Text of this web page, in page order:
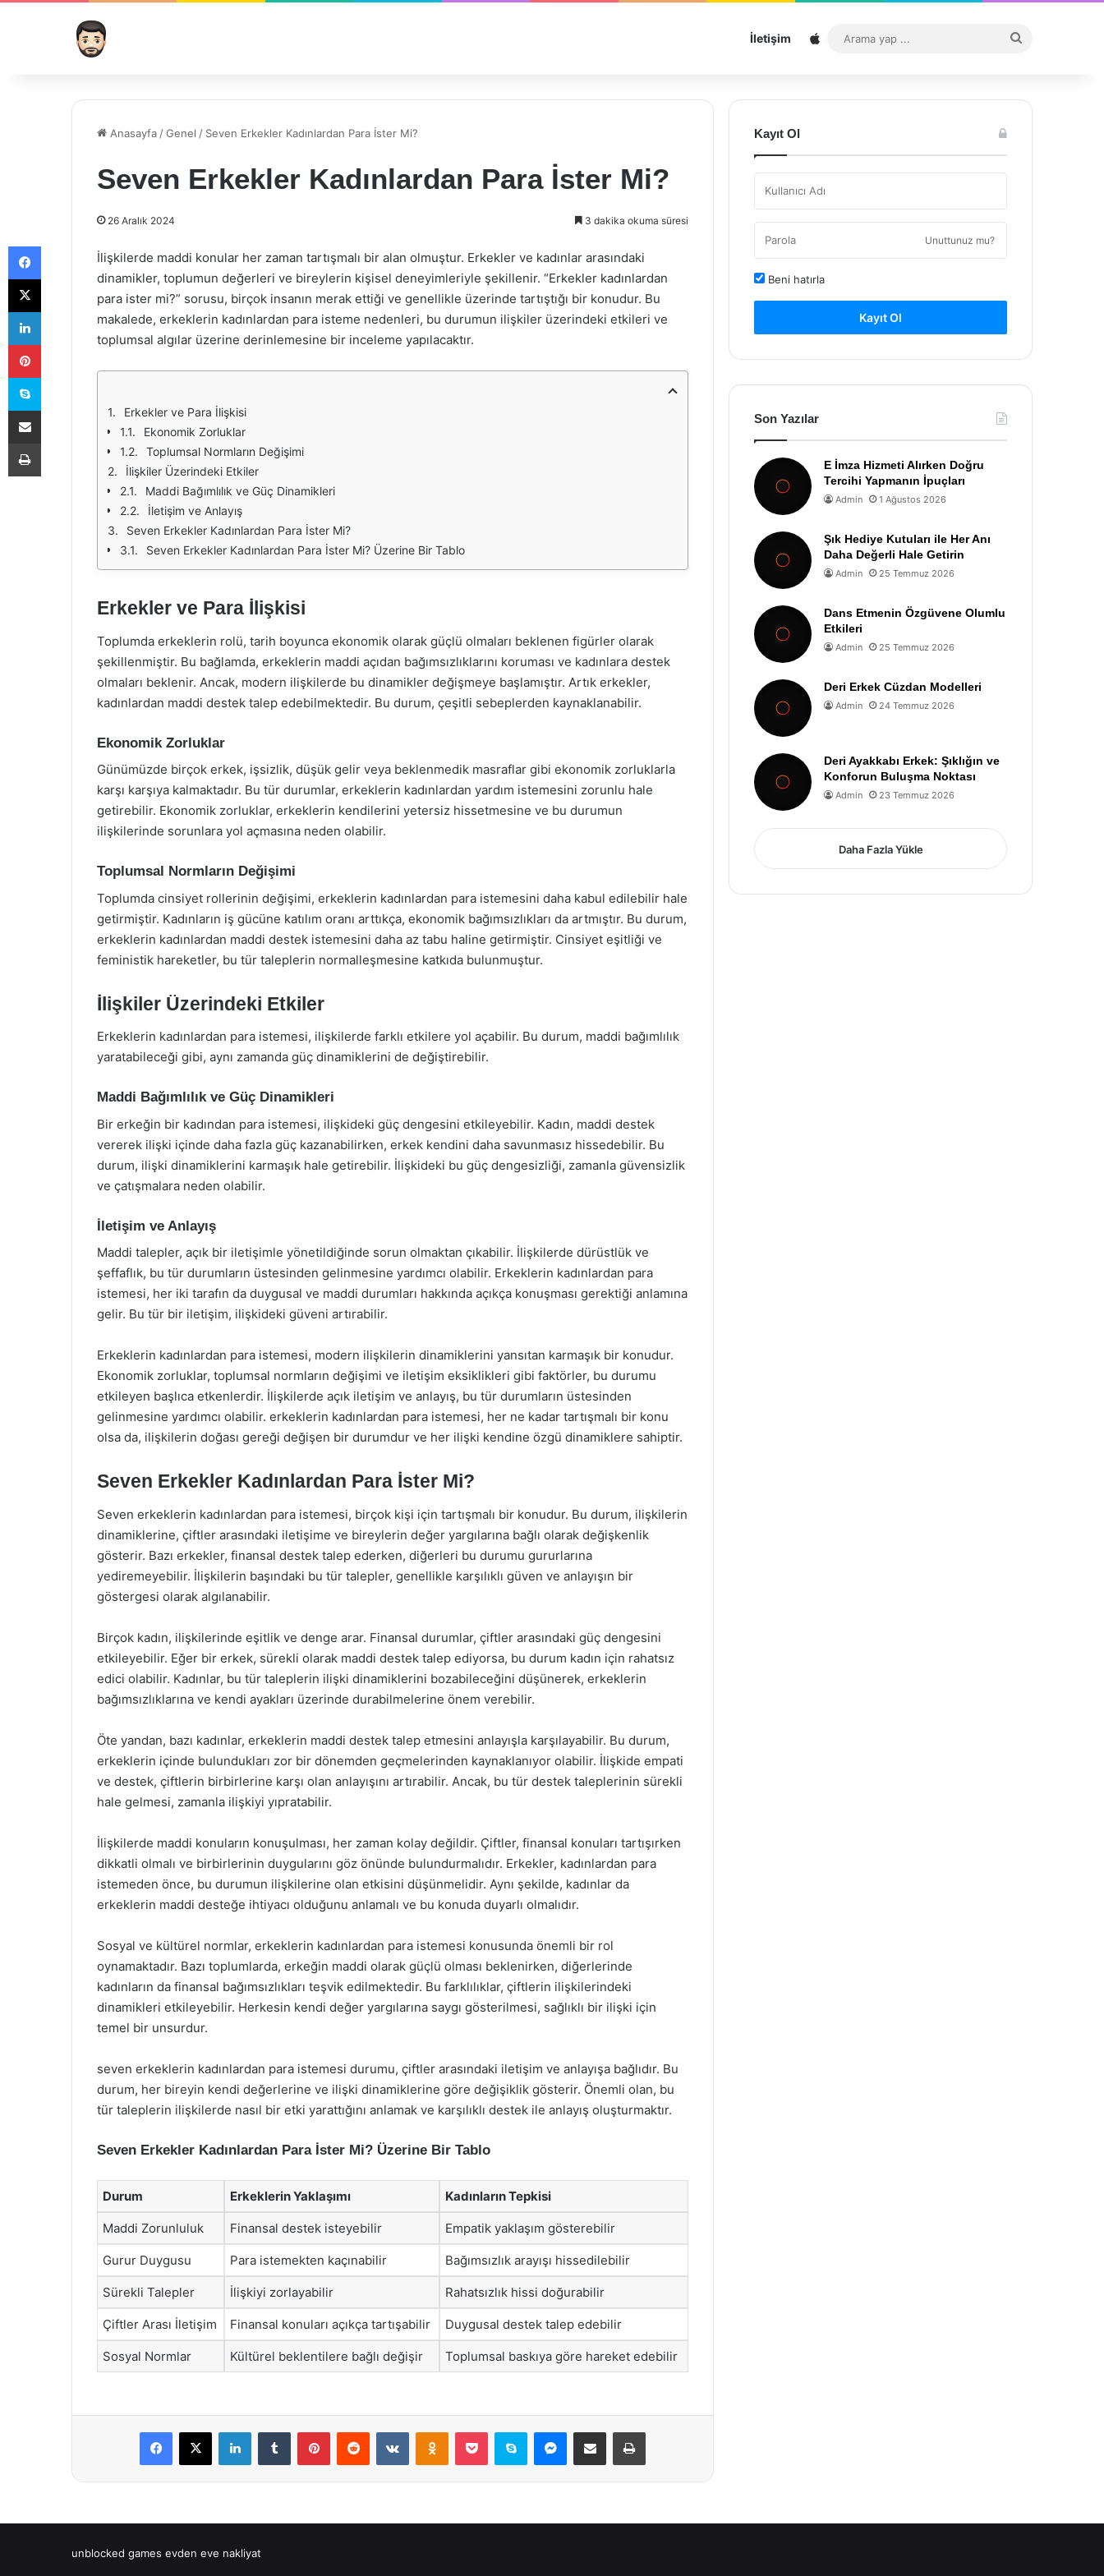
İletişim Sitemap
...
Anasayfa /Genel / Seven Erkekler Kadınlardan Para İster Mi?
Seven Erkekler Kadınlardan Para İster Mi?
26 Aralık 2024 3 dakika okuma süresi
İlişkilerde maddi konular her zaman tartışmalı bir alan olmuştur. Erkekler ve kadınlar arasındaki
dinamikler, toplumun değerleri ve bireylerin kişisel deneyimleriyle şekillenir. “Erkekler kadınlardan
para ister mi?” sorusu, birçok insanın merak ettiği ve genellikle üzerinde tartıştığı bir konudur. Bu
makalede, erkeklerin kadınlardan para isteme nedenleri, bu durumun ilişkiler üzerindeki etkileri ve
toplumsal algılar üzerine derinlemesine bir inceleme yapılacaktır.
Erkekler ve Para İlişkisi
Ekonomik Zorluklar
Toplumsal Normların Değişimi
İlişkiler Üzerindeki Etkiler
Maddi Bağımlılık ve Güç Dinamikleri
İletişim ve Anlayış
Seven Erkekler Kadınlardan Para İster Mi?
Seven Erkekler Kadınlardan Para İster Mi? Üzerine Bir Tablo
Erkekler ve Para İlişkisi
Toplumda erkeklerin rolü, tarih boyunca ekonomik olarak güçlü olmaları beklenen figürler olarak
şekillenmiştir. Bu bağlamda, erkeklerin maddi açıdan bağımsızlıklarını koruması ve kadınlara destek
olmaları beklenir. Ancak, modern ilişkilerde bu dinamikler değişmeye başlamıştır. Artık erkekler,
kadınlardan maddi destek talep edebilmektedir. Bu durum, çeşitli sebeplerden kaynaklanabilir.
Ekonomik Zorluklar
Günümüzde birçok erkek, işsizlik, düşük gelir veya beklenmedik masraflar gibi ekonomik zorluklarla
karşı karşıya kalmaktadır. Bu tür durumlar, erkeklerin kadınlardan yardım istemesini zorunlu hale
getirebilir. Ekonomik zorluklar, erkeklerin kendilerini yetersiz hissetmesine ve bu durumun
ilişkilerinde sorunlara yol açmasına neden olabilir.
Toplumsal Normların Değişimi
Toplumda cinsiyet rollerinin değişimi, erkeklerin kadınlardan para istemesini daha kabul edilebilir hale
getirmiştir. Kadınların iş gücüne katılım oranı arttıkça, ekonomik bağımsızlıkları da artmıştır. Bu durum,
erkeklerin kadınlardan maddi destek istemesini daha az tabu haline getirmiştir. Cinsiyet eşitliği ve
feministik hareketler, bu tür taleplerin normalleşmesine katkıda bulunmuştur.
İlişkiler Üzerindeki Etkiler
Erkeklerin kadınlardan para istemesi, ilişkilerde farklı etkilere yol açabilir. Bu durum, maddi bağımlılık
yaratabileceği gibi, aynı zamanda güç dinamiklerini de değiştirebilir.
Maddi Bağımlılık ve Güç Dinamikleri
Bir erkeğin bir kadından para istemesi, ilişkideki güç dengesini etkileyebilir. Kadın, maddi destek
vererek ilişki içinde daha fazla güç kazanabilirken, erkek kendini daha savunmasız hissedebilir. Bu
durum, ilişki dinamiklerini karmaşık hale getirebilir. İlişkideki bu güç dengesizliği, zamanla güvensizlik
ve çatışmalara neden olabilir.
İletişim ve Anlayış
Maddi talepler, açık bir iletişimle yönetildiğinde sorun olmaktan çıkabilir. İlişkilerde dürüstlük ve
şeffaflık, bu tür durumların üstesinden gelinmesine yardımcı olabilir. Erkeklerin kadınlardan para
istemesi, her iki tarafın da duygusal ve maddi durumları hakkında açıkça konuşması gerektiği anlamına
gelir. Bu tür bir iletişim, ilişkideki güveni artırabilir.
Erkeklerin kadınlardan para istemesi, modern ilişkilerin dinamiklerini yansıtan karmaşık bir konudur.
Ekonomik zorluklar, toplumsal normların değişimi ve iletişim eksiklikleri gibi faktörler, bu durumu
etkileyen başlıca etkenlerdir. İlişkilerde açık iletişim ve anlayış, bu tür durumların üstesinden
gelinmesine yardımcı olabilir. erkeklerin kadınlardan para istemesi, her ne kadar tartışmalı bir konu
olsa da, ilişkilerin doğası gereği değişen bir durumdur ve her ilişki kendine özgü dinamiklere sahiptir.
Seven Erkekler Kadınlardan Para İster Mi?
Seven erkeklerin kadınlardan para istemesi, birçok kişi için tartışmalı bir konudur. Bu durum, ilişkilerin
dinamiklerine, çiftler arasındaki iletişime ve bireylerin değer yargılarına bağlı olarak değişkenlik
gösterir. Bazı erkekler, finansal destek talep ederken, diğerleri bu durumu gururlarına
yediremeyebilir. İlişkilerin başındaki bu tür talepler, genellikle karşılıklı güven ve anlayışın bir
göstergesi olarak algılanabilir.
Birçok kadın, ilişkilerinde eşitlik ve denge arar. Finansal durumlar, çiftler arasındaki güç dengesini
etkileyebilir. Eğer bir erkek, sürekli olarak maddi destek talep ediyorsa, bu durum kadın için rahatsız
edici olabilir. Kadınlar, bu tür taleplerin ilişki dinamiklerini bozabileceğini düşünerek, erkeklerin
bağımsızlıklarına ve kendi ayakları üzerinde durabilmelerine önem verebilir.
Öte yandan, bazı kadınlar, erkeklerin maddi destek talep etmesini anlayışla karşılayabilir. Bu durum,
erkeklerin içinde bulundukları zor bir dönemden geçmelerinden kaynaklanıyor olabilir. İlişkide empati
ve destek, çiftlerin birbirlerine karşı olan anlayışını artırabilir. Ancak, bu tür destek taleplerinin sürekli
hale gelmesi, zamanla ilişkiyi yıpratabilir.
İlişkilerde maddi konuların konuşulması, her zaman kolay değildir. Çiftler, finansal konuları tartışırken
dikkatli olmalı ve birbirlerinin duygularını göz önünde bulundurmalıdır. Erkekler, kadınlardan para
istemeden önce, bu durumun ilişkilerine olan etkisini düşünmelidir. Aynı şekilde, kadınlar da
erkeklerin maddi desteğe ihtiyacı olduğunu anlamalı ve bu konuda duyarlı olmalıdır.
Sosyal ve kültürel normlar, erkeklerin kadınlardan para istemesi konusunda önemli bir rol
oynamaktadır. Bazı toplumlarda, erkeğin maddi olarak güçlü olması beklenirken, diğerlerinde
kadınların da finansal bağımsızlıkları teşvik edilmektedir. Bu farklılıklar, çiftlerin ilişkilerindeki
dinamikleri etkileyebilir. Herkesin kendi değer yargılarına saygı gösterilmesi, sağlıklı bir ilişki için
temel bir unsurdur.
seven erkeklerin kadınlardan para istemesi durumu, çiftler arasındaki iletişim ve anlayışa bağlıdır. Bu
durum, her bireyin kendi değerlerine ve ilişki dinamiklerine göre değişiklik gösterir. Önemli olan, bu
tür taleplerin ilişkilerde nasıl bir etki yarattığını anlamak ve karşılıklı destek ile anlayış oluşturmaktır.
Seven Erkekler Kadınlardan Para İster Mi? Üzerine Bir Tablo
Durum Erkeklerin Yaklaşımı Kadınların Tepkisi
Maddi Zorunluluk Finansal destek isteyebilir Empatik yaklaşım gösterebilir
Gurur Duygusu Para istemekten kaçınabilir Bağımsızlık arayışı hissedilebilir
Sürekli Talepler İlişkiyi zorlayabilir Rahatsızlık hissi doğurabilir
Çiftler Arası İletişim Finansal konuları açıkça tartışabilir Duygusal destek talep edebilir
Sosyal Normlar Kültürel beklentilere bağlı değişir Toplumsal baskıya göre hareket edebilir
Facebook
X LinkedInTumblr PinterestReddit VKontakteOdnoklassniki
Pocket Skype Messenger
E-Posta ile paylaş Yazdır
Kayıt Ol
Unuttunuz mu?
Beni hatırla
Kayıt Ol
Son Yazılar
E İmza Hizmeti Alırken Doğru
Tercihi Yapmanın İpuçları
Admin 1 Ağustos 2026
Şık Hediye Kutuları ile Her Anı
Daha Değerli Hale Getirin
Admin 25 Temmuz 2026
Dans Etmenin Özgüvene Olumlu
Etkileri
Admin 25 Temmuz 2026
Deri Erkek Cüzdan Modelleri
Admin 24 Temmuz 2026
Deri Ayakkabı Erkek: Şıklığın ve
Konforun Buluşma Noktası
Admin 23 Temmuz 2026
Daha Fazla Yükle
unblocked games evden eve nakliyat
Facebook
X
LinkedIn
Pinterest
Skype
E-Posta ile paylaş